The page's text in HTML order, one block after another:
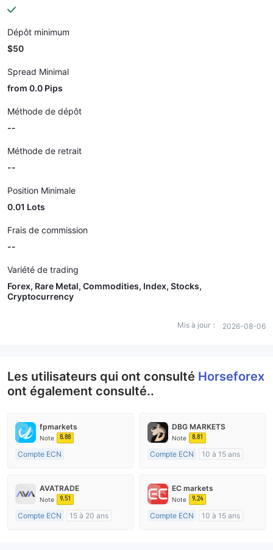
Dépôt minimum
$50
Spread Minimal
from 0.0 Pips
Méthode de dépôt
--
Méthode de retrait
--
Position Minimale
0.01 Lots
Frais de commission
--
Variété de trading
Forex, Rare Metal, Commodities, Index, Stocks,
Cryptocurrency
Mis à jour： 2026-08-06
Les utilisateurs qui ont consulté Horseforex
ont également consulté..
fpmarkets
Note 8.88
Compte ECN
Market Making (MM)
Etiquette principale MT4
DBG MARKETS
Note 8.81
Compte ECN
10 à 15 ans
Market Making (MM)
Etiquette principale MT4
AVATRADE
Note 9.51
Compte ECN
15 à 20 ans
EC markets
Note 9.24
Compte ECN
10 à 15 ans